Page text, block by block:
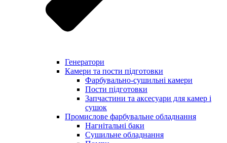
Генератори
Камери та пости підготовки
Фарбувально-сушильні камери
Пости підготовки
Запчастини та аксесуари для камер і
сушок
Промислове фарбувальне обладнання
Нагнітальні баки
Сушильне обладнання